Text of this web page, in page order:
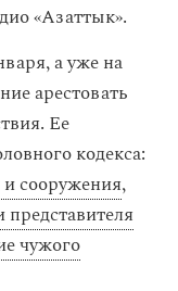
«Азаттык».
а уже на
арестовать
Ее
кодекса:
и сооружения,
чужого